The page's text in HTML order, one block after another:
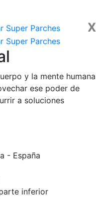
X
y la mente humana
ese poder de
a soluciones
- España
inferior